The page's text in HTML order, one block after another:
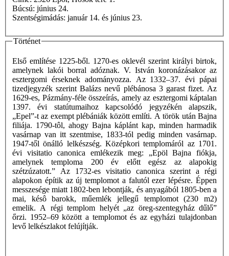
Búcsú: június 24.
Szentségimádás: január 14. és június 23.
Történet
Első említése 1225-ből. 1270-es oklevél szerint királyi birtok,
amelynek lakói borral adóznak. V. István koronázásakor az
esztergomi érseknek adományozza. Az 1332–37. évi pápai
tizedjegyzék szerint Balázs nevű plébánosa 3 garast fizet. Az
1629-es, Pázmány-féle összeírás, amely az esztergomi káptalan
1397. évi statútumaihoz kapcsolódó jegyzékén alapszik,
„Epel”-t az exempt plébániák között említi. A török után Bajna
filiája. 1790-tôl, ahogy Bajna káplánt kap, minden harmadik
vasárnap van itt szentmise, 1833-tól pedig minden vasárnap.
1947-től önálló lelkészség. Középkori templomáról az 1701.
évi visitatio canonica emlékezik meg: „Epöl Bajna fiókja,
amelynek temploma 200 év előtt egész az alapokig
szétzúzatott.” Az 1732-es visitatio canonica szerint a régi
alapokon építik az új templomot a falutól ezer lépésre. Éppen
messzesége miatt 1802-ben lebontják, és anyagából 1805-ben a
mai, késô barokk, műemlék jellegű templomot (230 m2)
emelik. A régi templom helyét „az öreg-szentegyház dűlő”
őrzi. 1952–69 között a templomot és az egyházi tulajdonban
levő lelkészlakot felújítják.